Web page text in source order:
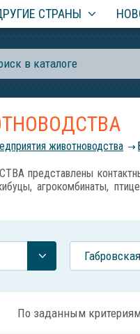
СТРАНЫ
животноводства
агрокомбинаты,
По заданным